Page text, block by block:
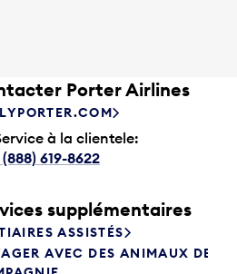
Porter Airlines
à la clientele:
(888) 619-8622
supplémentaires
ASSISTÉS
AVEC DES ANIMAUX DE